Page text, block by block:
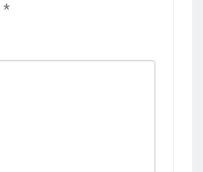
*